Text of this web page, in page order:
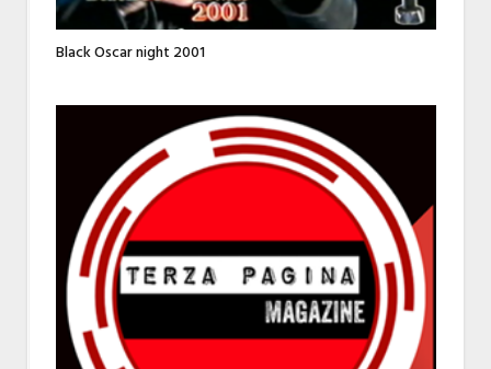
Black Oscar night 2001